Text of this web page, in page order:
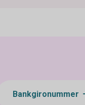
Bankgironummer